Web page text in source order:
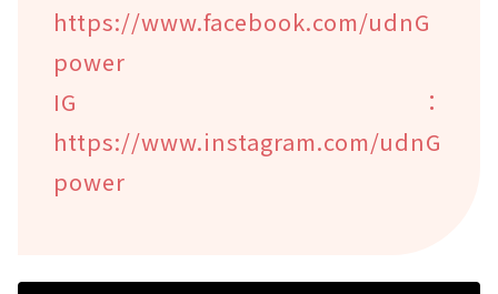
https://www.facebook.com/udnG
power
IG：
https://www.instagram.com/udnG
power